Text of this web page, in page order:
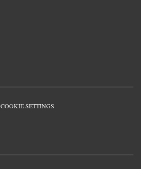
COOKIE SETTINGS